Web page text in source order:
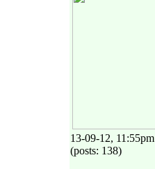
13-09-12, 11:55pm
(posts: 138)